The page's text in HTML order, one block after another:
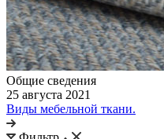
Общие сведения
25 августа 2021
Виды мебельной ткани.